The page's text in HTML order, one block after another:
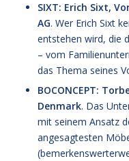
SIXT: Erich Sixt,
AG. Wer Erich Sixt
entstehen wird, die
– vom
das Thema seines
BOCONCEPT:
Denmark. Das
mit seinem Ansatz
angesagtesten